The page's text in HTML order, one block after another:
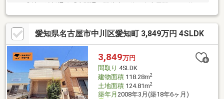
1900ｍで自転車利用もしやすい立地。日吉小学校まで徒歩2分、
豊国中学校まで徒歩圏で子育て環境も整っています。◎タカラ食
洗機付システムキッチン、タッチレス水栓、浴室暖房乾燥機、三
面鏡洗面化粧台、床暖房などハイグレード設備が満載♪5号棟は食
器棚付きで、引越し後すぐに使いやすいキッチン空間が整いま
す。◎太陽光発電・エネファーム搭載で家計にも環境にもやさし
い住まい。
愛知県名古屋市中川区愛知町 3,849万円 4SLDK
3,849万円
間取り 4SLDK
建物面積118.28m2
土地面積124.81m2
築年月 2008年3月(築18年6ヶ月)